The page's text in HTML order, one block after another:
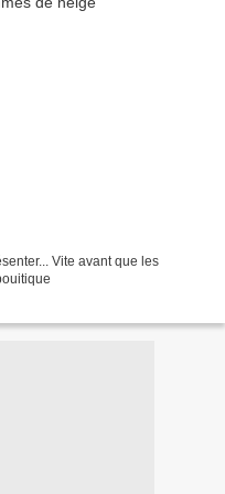
Vite avant que les